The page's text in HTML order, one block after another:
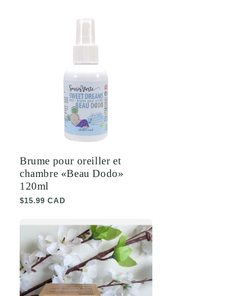
Brume pour oreiller et
chambre «Beau Dodo»
120ml
Prix
$15.99 CAD